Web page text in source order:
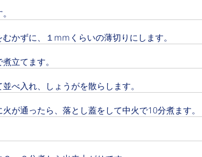
かずに、１mmくらいの薄切りにします。
立てます。
べ入れ、しょうがを散らします。
が通ったら、落とし蓋をして中火で10分煮ます。